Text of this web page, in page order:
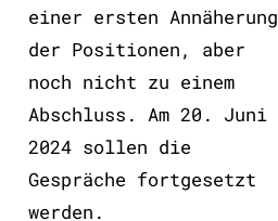
einer ersten Annäherung
der Positionen, aber
noch nicht zu einem
Abschluss. Am 20. Juni
2024 sollen die
Gespräche fortgesetzt
werden.